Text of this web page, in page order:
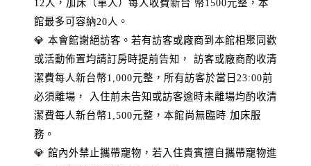
12人，加床（單人）每人收費新台 幣1500元整，本
館最多可容納20人。
💎 本會館謝絕訪客。若有訪客或廠商到本館相聚同歡
或活動佈置均請訂房時提前告知， 訪客或廠商酌收清
潔費每人新台幣1,000元整，所有訪客於當日23:00前
必須離場， 入住前未告知或訪客逾時未離場均酌收清
潔費每人新台幣1,500元整，本館尚無臨時 加床服
務。
💎 館內外禁止攜帶寵物，若入住貴賓擅自攜帶寵物進